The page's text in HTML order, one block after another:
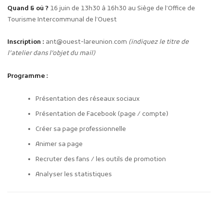
Quand & où ? 16 juin de 13h30 à 16h30 au Siège de l’Office de
Tourisme Intercommunal de l’Ouest
Inscription : ant@ouest-lareunion.com (indiquez le titre de
l’atelier dans l’objet du mail)
Programme :
Présentation des réseaux sociaux
Présentation de Facebook (page / compte)
Créer sa page professionnelle
Animer sa page
Recruter des fans / les outils de promotion
Analyser les statistiques